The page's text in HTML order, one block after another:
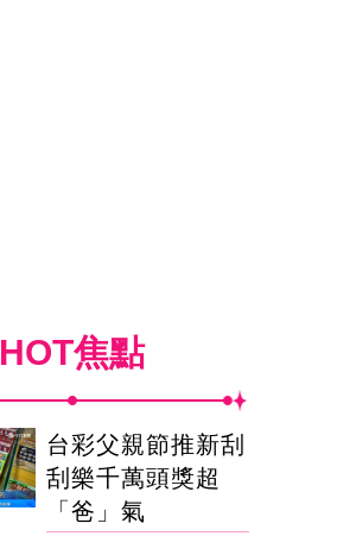
HOT焦點
台彩父親節推新刮
刮樂千萬頭獎超
「爸」氣